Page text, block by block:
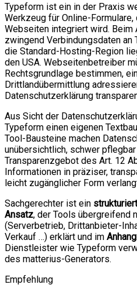
Typeform ist ein in der Praxis
Werkzeug für Online-
Webseiten integriert wird. Beim
zwingend Verbindungsdaten an
die Standard-Hosting-Region
den USA. Webseitenbetreiber
Rechtsgrundlage bestimmen,
Drittlandübermittlung
Datenschutzerklärung
Aus Sicht der
Typeform einen eigenen
Tool-Bausteine machen
unübersichtlich, schwer
Transparenzgebot des Art. 12
Informationen in präziser,
leicht zugänglicher Form
Sachgerechter ist ein
Ansatz, der Tools übergreifend
(Serverbetrieb, Drittanbieter-
Verkauf …) erklärt und im
Dienstleister wie Typeform
des matterius-Generators.
Empfehlung